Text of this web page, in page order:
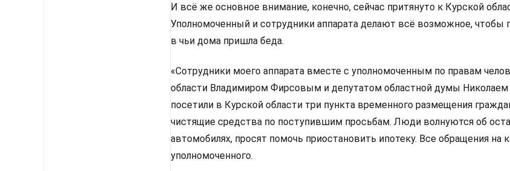
И всё же основное внимание, конечно, сейчас притянуто к Курской
Уполномоченный и сотрудники аппарата делают всё возможное, чтобы
в чьи дома пришла беда.
«Сотрудники моего аппарата вместе с уполномоченным по правам
области Владимиром Фирсовым и депутатом областной думы
посетили в Курской области три пункта временного размещения
чистящие средства по поступившим просьбам. Люди волнуются об
автомобилях, просят помочь приостановить ипотеку. Все обращения на
уполномоченного.